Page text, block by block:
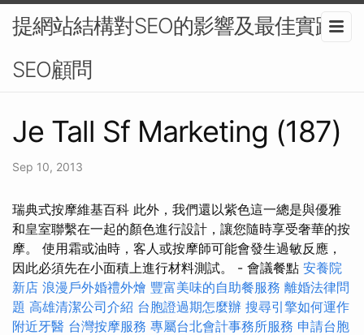
提網站結構對SEO的影響及最佳實踐-
SEO顧問
Je Tall Sf Marketing (187)
Sep 10, 2013
瑞典式按摩維基百科 此外，我們還以紫色這一總是與優雅
和皇室聯繫在一起的顏色進行設計，讓您隨時享受奢華的按
摩。 使用霜或油時，客人或按摩師可能會發生過敏反應，
因此必須先在小面積上進行材料測試。 - 會議餐點 安養院
新店 浪漫戶外婚禮外燴 豐富美味的自助餐服務 離婚法律問
題 高雄清潔公司介紹 台胞證過期怎麼辦 搜尋引擎如何運作
附近牙醫 台灣按摩服務 專屬台北會計事務所服務 申請台胞